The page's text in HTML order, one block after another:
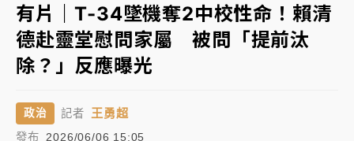
周六起展出延長至晚上7時
台東農業處長涉圖利渡假村！東檢抗告成功 今重開羈
押庭
父親節泡湯了！中颱白海豚雨彈轟3天 「紅到發紫」降
雨熱區曝
有片｜T-34墜機奪2中校性命！賴清
德赴靈堂慰問家屬 被問「提前汰
除？」反應曝光
政治 記者 王勇超
發布 2026/06/06 15:05